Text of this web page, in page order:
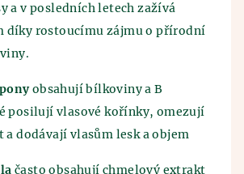
a v posledních letech zažívá
díky rostoucímu zájmu o přírodní
obsahují bílkoviny a B
posilují vlasové kořínky, omezují
a dodávají vlasům lesk a objem
často obsahují chmelový extrakt